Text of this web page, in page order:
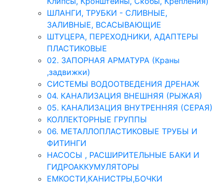
ШЛАНГИ, ТРУБКИ - СЛИВНЫЕ,
ЗАЛИВНЫЕ, ВСАСЫВАЮЩИЕ
ШТУЦЕРА, ПЕРЕХОДНИКИ, АДАПТЕРЫ
ПЛАСТИКОВЫЕ
02. ЗАПОРНАЯ АРМАТУРА (Краны
,задвижки)
СИСТЕМЫ ВОДООТВЕДЕНИЯ ДРЕНАЖ
04. КАНАЛИЗАЦИЯ ВНЕШНЯЯ (РЫЖАЯ)
05. КАНАЛИЗАЦИЯ ВНУТРЕННЯЯ (СЕРАЯ)
КОЛЛЕКТОРНЫЕ ГРУППЫ
06. МЕТАЛЛОПЛАСТИКОВЫЕ ТРУБЫ И
ФИТИНГИ
НАСОСЫ , РАСШИРИТЕЛЬНЫЕ БАКИ И
ГИДРОАККУМУЛЯТОРЫ
ЕМКОСТИ,КАНИСТРЫ,БОЧКИ